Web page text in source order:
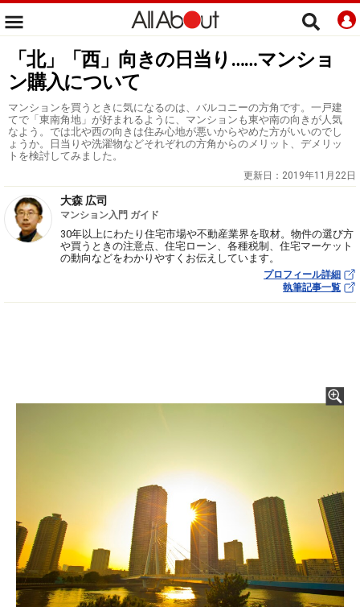
「北」「西」向きの日当り……マンショ
ン購入について
マンションを買うときに気になるのは、バルコニーの方角です。一戸建
てで「東南角地」が好まれるように、マンションも東や南の向きが人気
なよう。では北や西の向きは住み心地が悪いからやめた方がいいのでし
ょうか。日当りや洗濯物などそれぞれの方角からのメリット、デメリッ
トを検討してみました。
更新日： 2019年11月22日
大森 広司
マンション入門 ガイド
30年以上にわたり住宅市場や不動産業界を取材。物件の選び方
や買うときの注意点、住宅ローン、各種税制、住宅マーケット
の動向などをわかりやすくお伝えしています。
プロフィール詳細
執筆記事一覧